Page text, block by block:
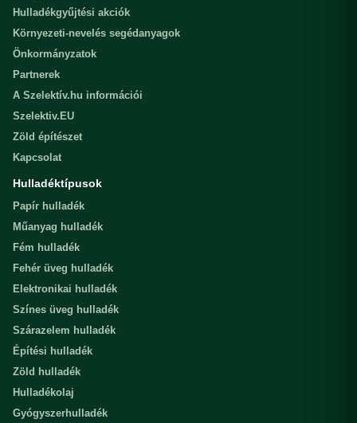
Hulladékgyűjtési akciók
Környezeti-nevelés segédanyagok
Önkormányzatok
Partnerek
A Szelektív.hu információi
Szelektiv.EU
Zöld építészet
Kapcsolat
Hulladéktípusok
Papír hulladék
Műanyag hulladék
Fém hulladék
Fehér üveg hulladék
Elektronikai hulladék
Színes üveg hulladék
Szárazelem hulladék
Építési hulladék
Zöld hulladék
Hulladékolaj
Gyógyszerhulladék